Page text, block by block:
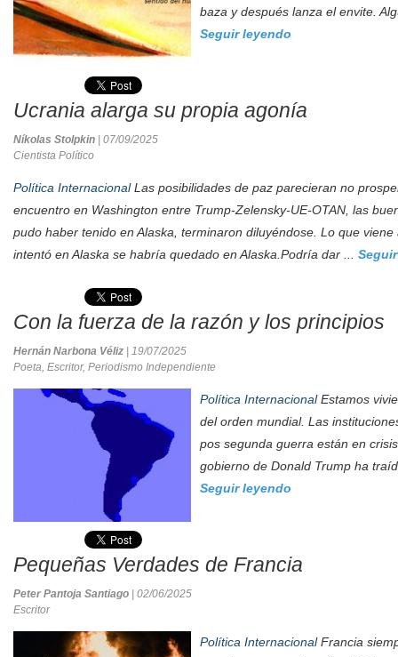
baza y después lanza el envite.
Seguir leyendo
Ucrania alarga su propia agonía
Níkolas Stolpkin
| 07/09/2025
Cientista Político
Política InternacionalLas posibilidades de paz parecieran no
encuentro en Washington entre Trump-Zelensky-UE-OTAN, las
pudo haber tenido en Alaska, terminaron diluyéndose. Lo que
intentó en Alaska se habría quedado en Alaska.Podría dar ...
Con la fuerza de la razón y los principios
Hernán Narbona Véliz
| 19/07/2025
Poeta, Escritor, Periodismo Independiente
Política InternacionalEstamos
del orden mundial. Las
pos segunda guerra están en
gobierno de Donald Trump ha
Seguir leyendo
Pequeñas Verdades de Francia
Peter Pantoja Santiago
| 02/06/2025
Escritor
Política InternacionalFrancia